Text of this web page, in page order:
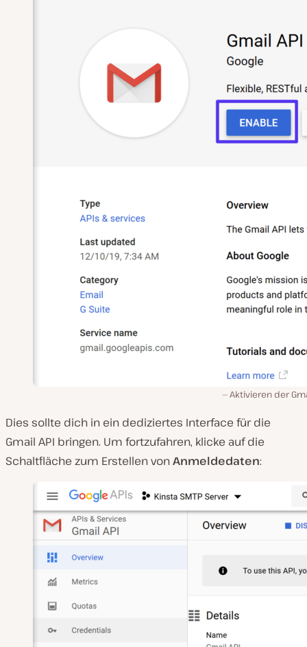
Aktivieren der
Dies sollte dich in ein dediziertes Interface für die
Gmail API bringen. Um fortzufahren, klicke auf die
Schaltfläche zum Erstellen vonAnmeldedaten: